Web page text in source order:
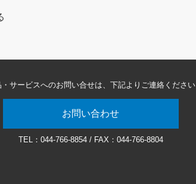
サービスへのお問い合せは、 下記よりご連絡ください
お問い合わせ
TEL： 044-766-8854/ FAX：044-766-8804